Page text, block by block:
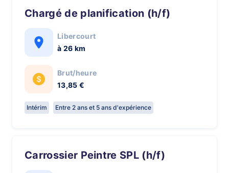
Chargé de planification (h/f)
Libercourt
à 26 km
Brut/heure
13,85 €
Intérim Entre 2 ans et 5 ans d'expérience
Carrossier Peintre SPL (h/f)